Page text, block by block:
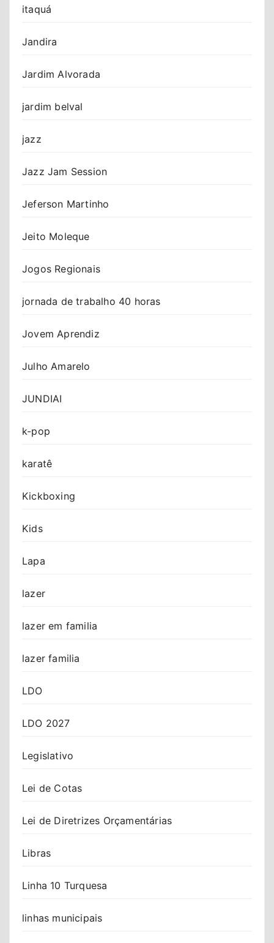
itaquá
Jandira
Jardim Alvorada
jardim belval
jazz
Jazz Jam Session
Jeferson Martinho
Jeito Moleque
Jogos Regionais
jornada de trabalho 40 horas
Jovem Aprendiz
Julho Amarelo
JUNDIAI
k-pop
karatê
Kickboxing
Kids
Lapa
lazer
lazer em familia
lazer familia
LDO
LDO 2027
Legislativo
Lei de Cotas
Lei de Diretrizes Orçamentárias
Libras
Linha 10 Turquesa
linhas municipais